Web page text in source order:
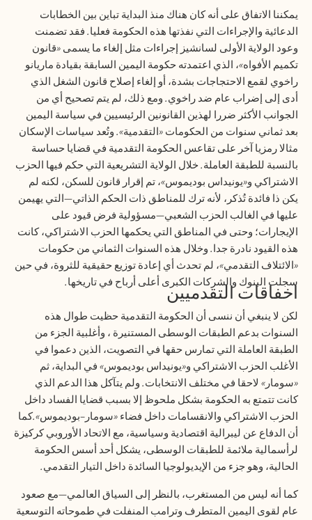
يمكننا الاتفاق على أنه كان هناك منذ البداية تباين بين الخطابات
الدعائية والإجراءات التي نفذتها هذه الحكومة فعليا.فقد تضمنت
وعود الولاية الأولى لسانشيز إجراءات مثل إلغاء ما يسمى«قانون
تكميم الأفواه»، الذي اعتمدته حكومة اليمين السابقة بقيادة ماريانو
راخوي لقمع الاحتجاجات بشدة، أو إلغاء إصلاح قانون الشغل الذي
أدى إلى إضراب عام ضد راخوي.ومع ذلك، لم يتم تصحيح أي من
الجوانب الأكثر ضررا لهذين القانونين الرئيسيين في سياسة اليمين
بعد ثماني سنوات من الحكومات«التقدمية».وتُعد سياسات الإسكان
مثالا رمزيا آخر على تقاعس الحكومة التقدمية في قضايا حساسة
بالنسبة للطبقة العاملة.خلال الولاية التشريعية التي حكم فيها الحزب
الاشتراكي و«يونيداس بوديموس»، تم إقرار قانون للسكن، لكنه لم
يكن ذا فائدة تُذكر، لأنه ترك للمناطق ذات الحكم الذاتي—التي يهيمن
عليها في الغالب الحزب الشعبي—مسؤولية فرض قيود على
الإيجارات؛ وحتى في المناطق التي يحكمها الحزب الاشتراكي، كانت
هذه القيود نادرة جدا.وخلال هذه السنوات الثماني من حكومات
«الائتلاف التقدمي»، لم تحدث أي إعادة توزيع حقيقية للثروة، في حين
سجلت البنوك والشركات الكبرى أعلى أرباح في تاريخها. اخفاقات التقدميين
لكن لا ينبغي أن ننسى أن الحكومة التقدمية حظيت طوال هذه
السنوات بدعم الطبقات الوسطى المستنيرة ، وأغلبية الجزء من
الطبقة العاملة التي تمارس حقها في التصويت، الذين دعموا في
الأغلب الحزب الاشتراكي و«يونيداس بوديموس»في البداية، ثم
«سومار» لاحقا في مختلف الانتخابات.ولم يتآكل هذا الدعم الذي
كانت تتمتع به الحكومة بشكل ملحوظ إلا بسبب قضايا الفساد داخل
الحزب الاشتراكي والانقسامات داخل فضاء«سومار–بوديموس».كما
أن الدفاع عن ليبرالية اقتصادية وسياسية، مع الاتحاد الأوروبي كركيزة
لرأسمالية ملائمة للطبقات الوسطى، يشكل أحد أسس الحكومة
الحالية، وهو جزء من الإيديولوجيا السائدة داخل التيار التقدمي.
كما أنه ليس من المستغرب، بالنظر إلى السياق العالمي—مع صعود
عام لقوى اليمين المتطرف وترامب المنفلت في طموحاته التوسعية